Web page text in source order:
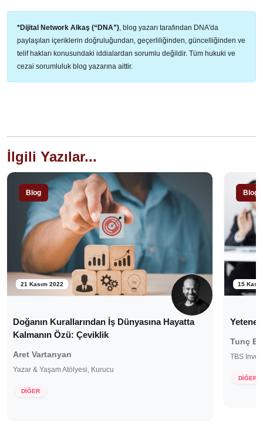
*Dijital Network Alkaş (“DNA”), blog yazarı tarafından DNA'da
paylaşılan içeriklerin doğruluğundan, geçerliliğinden, güncelliğinden ve
telif hakları konusundaki iddialardan sorumlu değildir. Tüm hukuki ve
cezai sorumluluk blog yazarına aittir.
İlgili Yazılar...
Blog
21 Kasım 2022
Doğanın Kurallarından İş Dünyasına Hayatta
Kalmanın Özü: Çeviklik
Aret Vartanyan
Yazar & Yaşam Atölyesi, Kurucu
DİĞER
Blog
15
Tunç
TBS
DİĞER